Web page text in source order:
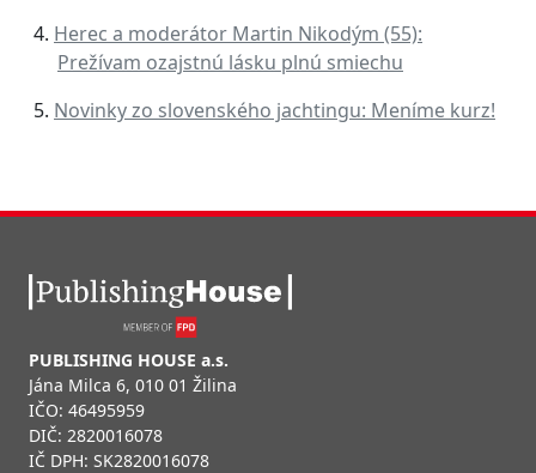
Herec a moderátor Martin Nikodým (55):
Prežívam ozajstnú lásku plnú smiechu
Novinky zo slovenského jachtingu: Meníme kurz!
PUBLISHING HOUSE a.s.
Jána Milca 6, 010 01 Žilina
IČO: 46495959
DIČ: 2820016078
IČ DPH: SK2820016078